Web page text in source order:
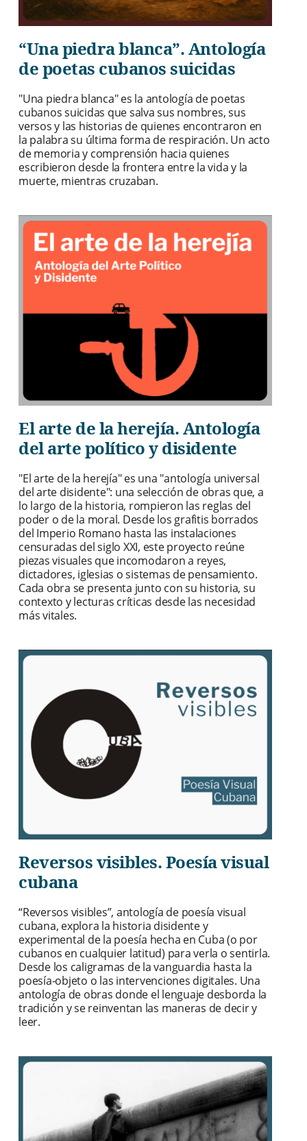
“Una piedra blanca”. Antología
de poetas cubanos suicidas
"Una piedra blanca" es la antología de poetas
cubanos suicidas que salva sus nombres, sus
versos y las historias de quienes encontraron en
la palabra su última forma de respiración. Un acto
de memoria y comprensión hacia quienes
escribieron desde la frontera entre la vida y la
muerte, mientras cruzaban.
El arte de la herejía. Antología
del arte político y disidente
"El arte de la herejía" es una "antología universal
del arte disidente": una selección de obras que, a
lo largo de la historia, rompieron las reglas del
poder o de la moral. Desde los grafitis borrados
del Imperio Romano hasta las instalaciones
censuradas del siglo XXI, este proyecto reúne
piezas visuales que incomodaron a reyes,
dictadores, iglesias o sistemas de pensamiento.
Cada obra se presenta junto con su historia, su
contexto y lecturas críticas desde las necesidad
más vitales.
Reversos visibles. Poesía visual
cubana
“Reversos visibles”, antología de poesía visual
cubana, explora la historia disidente y
experimental de la poesía hecha en Cuba (o por
cubanos en cualquier latitud) para verla o sentirla.
Desde los caligramas de la vanguardia hasta la
poesía-objeto o las intervenciones digitales. Una
antología de obras donde el lenguaje desborda la
tradición y se reinventan las maneras de decir y
leer.